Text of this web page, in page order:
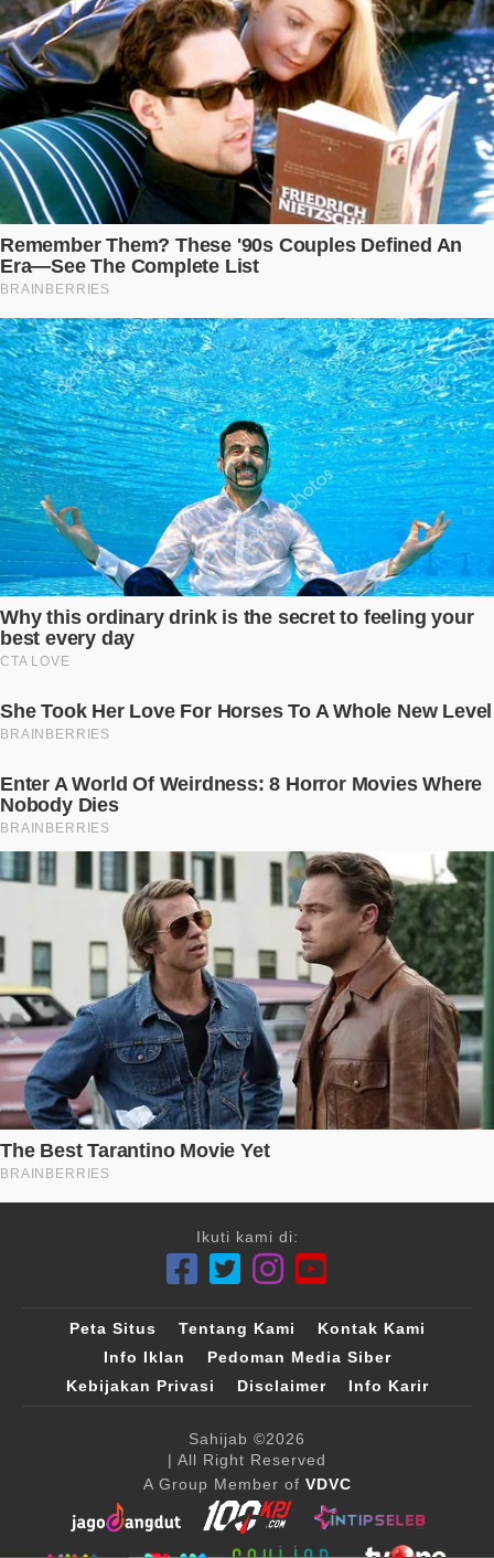
Ikuti kami di:
Peta Situs Tentang Kami
Kontak Kami
Info Iklan
Pedoman Media Siber
Kebijakan Privasi
Disclaimer Info Karir
Sahijab ©2026
| All Right Reserved
A Group Member of VDVC